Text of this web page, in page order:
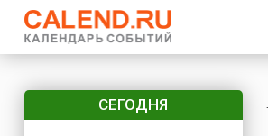
СЕГОДНЯ